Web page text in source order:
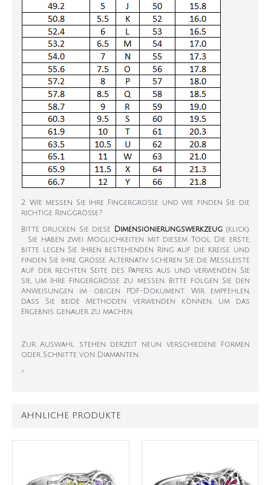
2. Wie messen Sie Ihre Fingergröße und wie finden Sie die
richtige Ringgröße?
Bitte drucken Sie diese Dimensionierungswerkzeug (klick).
Sie haben zwei Möglichkeiten mit diesem Tool. Die erste,
bitte legen Sie Ihren bestehenden Ring auf die Kreise und
finden Sie Ihre Größe. Alternativ scheren Sie die Messleiste
auf der rechten Seite des Papiers aus und verwenden Sie
sie, um Ihre Fingergröße zu messen. Bitte folgen Sie den
Anweisungen im obigen PDF-Dokument. Wir empfehlen,
dass Sie beide Methoden verwenden können, um das
Ergebnis genauer zu machen.
Zur Auswahl stehen derzeit neun verschiedene Formen
oder Schnitte von Diamanten.
>
ÄHNLICHE PRODUKTE